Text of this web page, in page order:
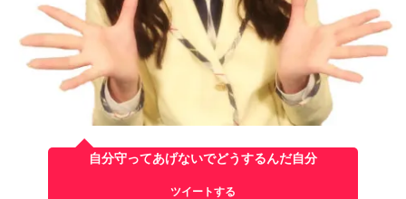
自分守ってあげないでどうするんだ自分
ツイートする